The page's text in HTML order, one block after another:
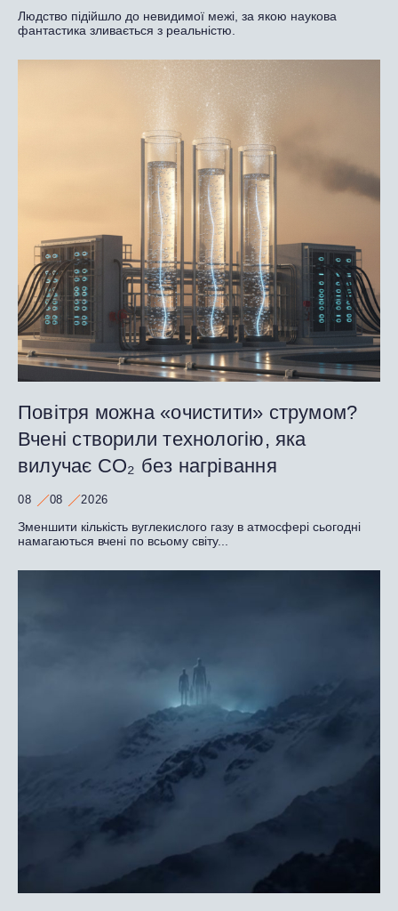
Людство підійшло до невидимої межі, за якою наукова
фантастика зливається з реальністю.
Повітря можна «очистити» струмом?
Вчені створили технологію, яка
вилучає CO₂ без нагрівання
08 08 2026
Зменшити кількість вуглекислого газу в атмосфері сьогодні
намагаються вчені по всьому світу...